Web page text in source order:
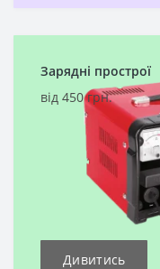
Зарядні прострої
від 450 грн.
Дивитись